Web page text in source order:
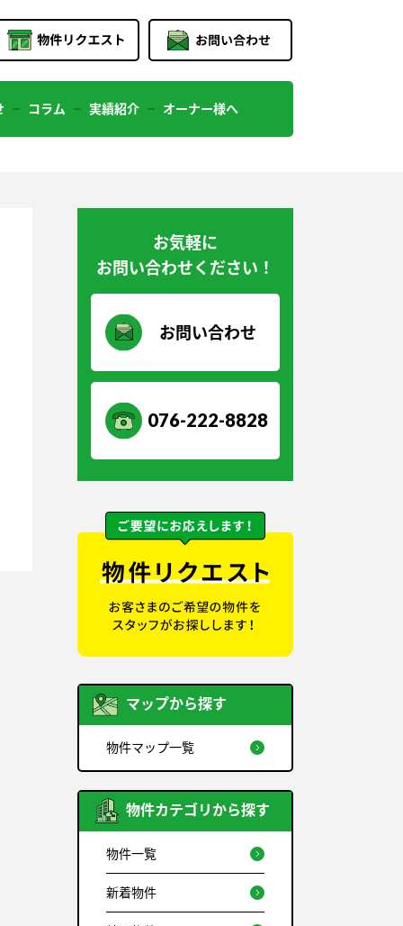
コラム 実績紹介 オーナー様へ
お気軽に
お問い合わせください！
お問い合わせ
076-222-8828
マップから探す
物件マップ一覧
物件カテゴリから探す
物件一覧
新着物件